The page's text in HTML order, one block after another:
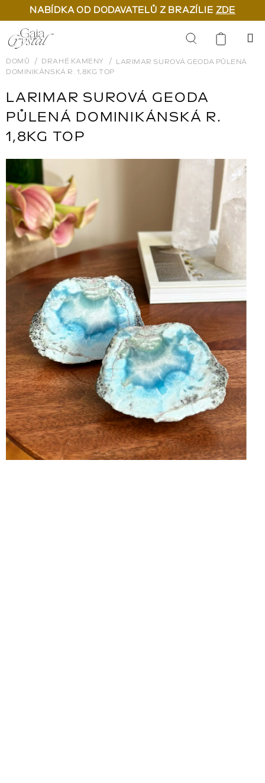
NABÍDKA OD DODAVATELŮ Z BRAZÍLIE ZDE
Přejít
na
obsah
Hledat
DOMŮ DRAHÉ KAMENY
LARIMAR SUROVÁ GEODA PŮLENÁ
DOMINIKÁNSKÁ R. 1,8KG TOP
LARIMAR SUROVÁ GEODA
PŮLENÁ DOMINIKÁNSKÁ R.
1,8KG TOP